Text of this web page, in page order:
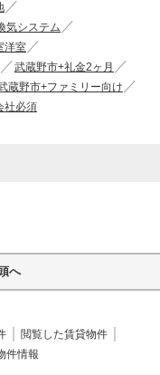
気システム
洋室
武蔵野市+礼金2ヶ月
蔵野市+ファミリー向け
社必須
へ
閲覧した賃貸物件
件情報